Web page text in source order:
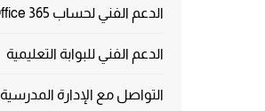
الدعم الفني لحساب Office 365
الدعم الفني للبوابة التعليمية
التواصل مع الإدارة المدرسية